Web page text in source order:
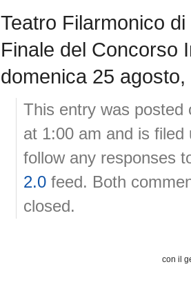
Teatro Filarmonico di
Finale del Concorso
domenica 25
This entry was posted
at 1:00 am and is
follow any responses
2.0 feed. Both
closed.
con il